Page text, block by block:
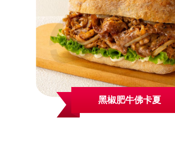
黑椒肥牛佛卡夏